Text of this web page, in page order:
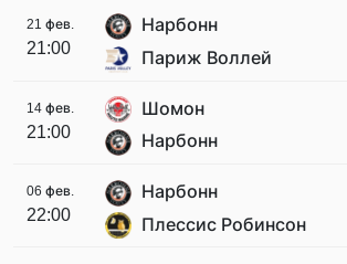
21 фев.
21:00
Нарбонн
Париж Воллей
14 фев.
21:00
Шомон
Нарбонн
06 фев.
22:00
Нарбонн
Плессис Робинсон